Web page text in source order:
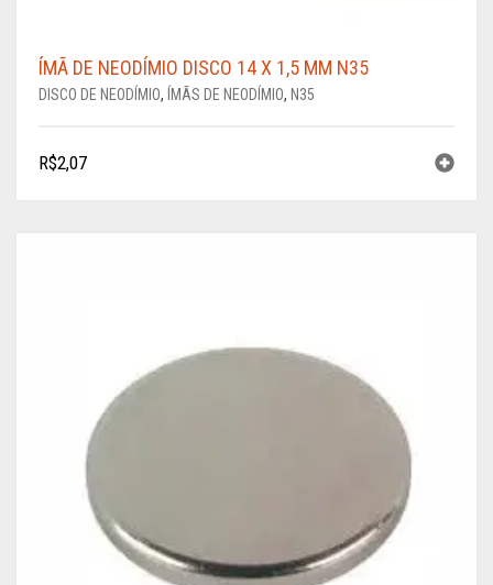
ÍMÃ DE NEODÍMIO DISCO 14 X 1,5 MM N35
DISCO DE NEODÍMIO, ÍMÃS DE NEODÍMIO, N35
R$2,07